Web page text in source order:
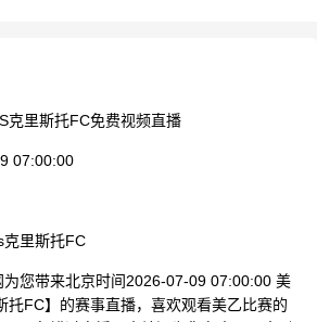
克里斯托FC免费视频直播
07:00:00
克里斯托FC
为您带来北京时间2026-07-09 07:00:00 美
托FC】的赛事直播，喜欢观看美乙比赛的